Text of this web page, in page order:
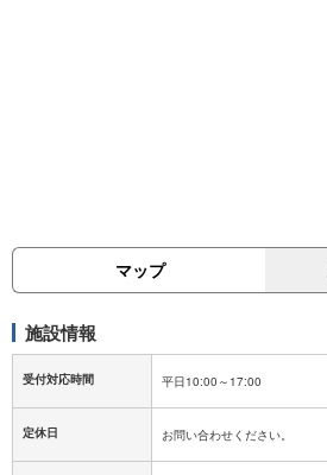
マップ
施設情報
受付対応時間
定休日